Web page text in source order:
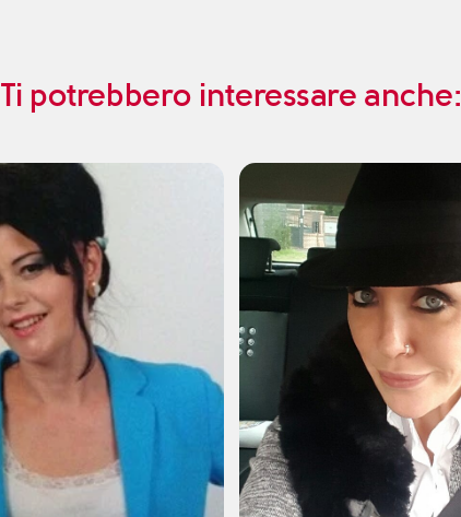
Ti potrebbero interessare anche: